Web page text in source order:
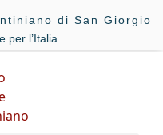
di San Giorgio
per l’Italia